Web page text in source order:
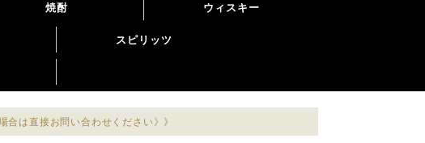
焼酎 ウィスキー
スピリッツ
は直接お問い合わせください》》